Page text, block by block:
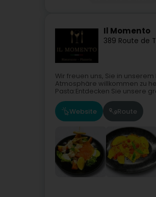
Il Momento
389 Route de
Wir freuen uns, Sie in
Atmosphäre willkommen zu
Pasta:Entdecken Sie unsere
Website Route